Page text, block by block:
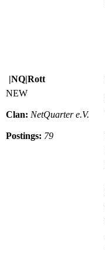
|NQ|Rott
NEW
Clan: NetQuarter e.V.
Postings: 79